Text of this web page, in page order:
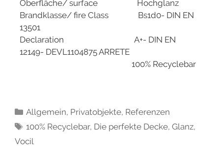
Oberfläche/ surface Hochglanz
Brandklasse/ fire Class Bs1d0- DIN EN
13501
Declaration A+- DIN EN
12149- DEVL1104875 ARRETE
100% Recyclebar
Allgemein, Privatobjekte, Referenzen
100% Recyclebar, Die perfekte Decke,Glanz,
Vocil